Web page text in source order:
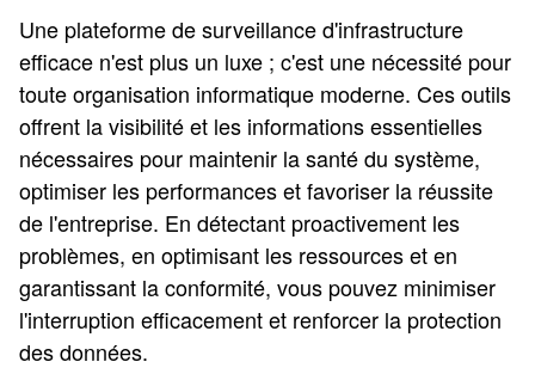
Une plateforme de surveillance d'infrastructure
efficace n'est plus un luxe ; c'est une nécessité pour
toute organisation informatique moderne. Ces outils
offrent la visibilité et les informations essentielles
nécessaires pour maintenir la santé du système,
optimiser les performances et favoriser la réussite
de l'entreprise. En détectant proactivement les
problèmes, en optimisant les ressources et en
garantissant la conformité, vous pouvez minimiser
l'interruption efficacement et renforcer la protection
des données.